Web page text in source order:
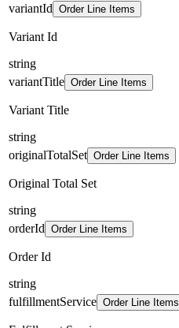
variantId Order Line Items
Variant Id
string
variantTitle Order Line Items
Variant Title
string
originalTotalSet Order Line Items
Original Total Set
string
orderId Order Line Items
Order Id
string
fulfillmentService Order Line Items